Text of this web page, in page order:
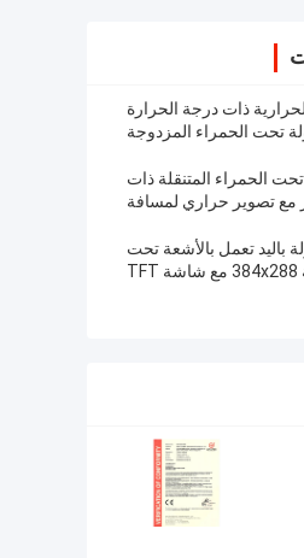
ذات درجة الحرارة
تحت الحمراء المزدوجة
تحت الحمراء المتنقلة ذات
مع تصوير حراري لمسافة
باليد تعمل بالأشعة تحت
الحمراء بدقة 384x288 مع شاشة TFT